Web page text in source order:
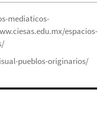
mediaticos-
espacios-
pueblos-originarios/